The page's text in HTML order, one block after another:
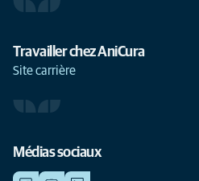
Travailler chez AniCura
Site carrière
Médias sociaux